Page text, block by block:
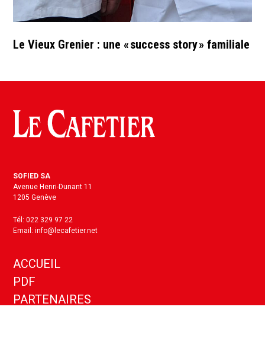
Le Vieux Grenier : une « success story » familiale
SOFIED SA
Avenue Henri-Dunant 11
1205 Genève
Tél: 022 329 97 22
Email: info@lecafetier.net
ACCUEIL
PDF
PARTENAIRES